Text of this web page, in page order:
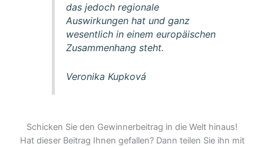
das jedoch regionale
Auswirkungen hat und ganz
wesentlich in einem europäischen
Zusammenhang steht.
Veronika Kupková
Schicken Sie den Gewinnerbeitrag in die Welt hinaus!
Hat dieser Beitrag Ihnen gefallen? Dann teilen Sie ihn mit